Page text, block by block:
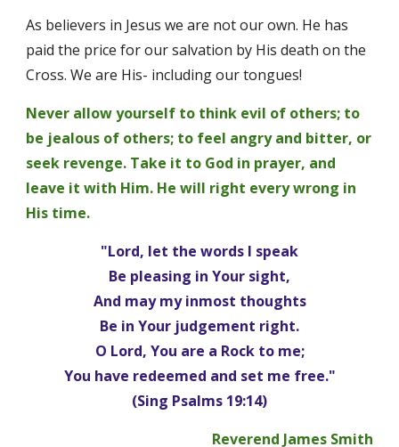
As believers in Jesus we are not our own. He has
paid the price for our salvation by His death on the
Cross. We are His- including our tongues!
Never allow yourself to think evil of others; to
be jealous of others; to feel angry and bitter, or
seek revenge. Take it to God in prayer, and
leave it with Him. He will right every wrong in
His time.
"Lord, let the words I speak
Be pleasing in Your sight,
And may my inmost thoughts
Be in Your judgement right.
O Lord, You are a Rock to me;
You have redeemed and set me free."
(Sing Psalms 19:14)
Reverend James Smith